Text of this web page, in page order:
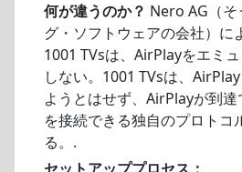
何が違うのか？ Nero AG（そ
グ・ソフトウェアの会社）に
1001 TVsは、AirPlayをエミ
しない。1001 TVsは、
ようとはせず、AirPlayが到
を接続できる独自のプロトコ
る。.